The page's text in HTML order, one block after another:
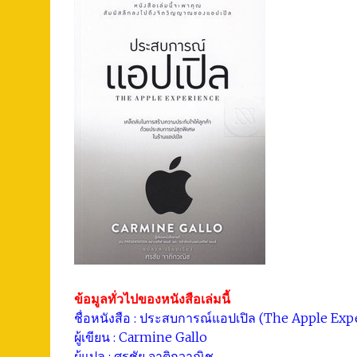
ข้อมูลทั่วไปของหนังสือเล่มนี้
ชื่อหนังสือ : ประสบการณ์แอปเปิล (The Apple
ผู้เขียน : Carmine Gallo